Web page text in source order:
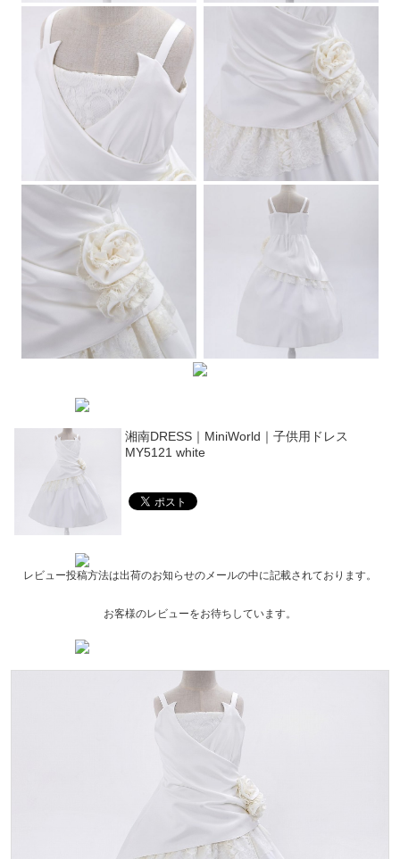
湘南DRESS｜MiniWorld｜子供用ドレス
MY5121 white
レビュー投稿方法は出荷のお知らせのメールの中に記載されております。
お客様のレビューをお待ちしています。